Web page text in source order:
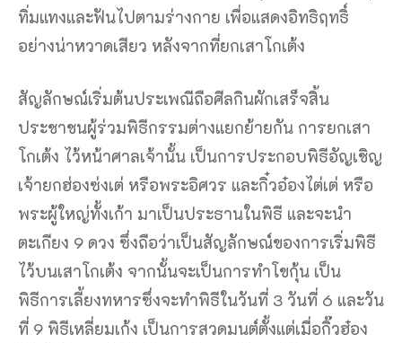
ทิ่มแทงและฟันไปตามร่างกาย เพื่อแสดงอิทธิฤทธิ์
อย่างน่าหวาดเสียว หลังจากที่ยกเสาโกเต้ง
สัญลักษณ์เริ่มต้นประเพณีถือศีลกินผักเสร็จสิ้น
ประชาชนผู้ร่วมพิธีกรรมต่างแยกย้ายกัน การยกเสา
โกเต้ง ไว้หน้าศาลเจ้านั้น เป็นการประกอบพิธีอัญเชิญ
เจ้ายกฮ่องซ่งเต่ หรือพระอิศวร และกิ๋วอ๋องไต่เต่ หรือ
พระผู้ใหญ่ทั้งเก้า มาเป็นประธานในพิธี และจะนำ
ตะเกียง 9 ดวง ซึ่งถือว่าเป็นสัญลักษณ์ของการเริ่มพิธี
ไว้บนเสาโกเต้ง จากนั้นจะเป็นการทำโขกุ้น เป็น
พิธีการเลี้ยงทหารซึ่งจะทำพิธีในวันที่ 3 วันที่ 6 และวัน
ที่ 9 พิธีเหลี่ยมเก้ง เป็นการสวดมนต์ตั้งแต่เมื่อกิ๊วฮ๋อง